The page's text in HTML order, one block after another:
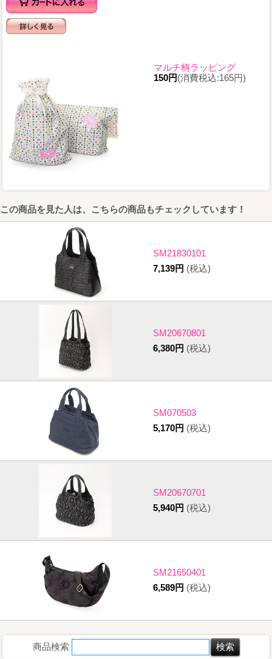
マルチ柄ラッピング
150円(消費税込:165円)
この商品を見た人は、こちらの商品もチェックしています！
SM21830101
7,139円 (税込)
SM20670801
6,380円 (税込)
SM070503
5,170円 (税込)
SM20670701
5,940円 (税込)
SM21650401
6,589円 (税込)
商品検索